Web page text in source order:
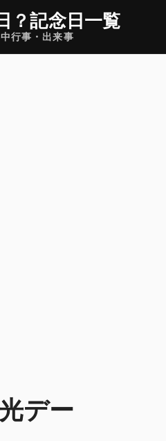
？記念日一覧
行事・出来事
デー